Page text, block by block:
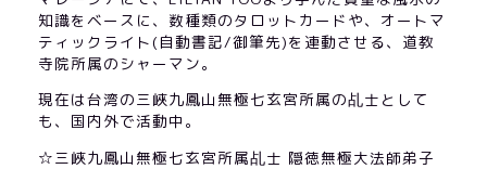
知識をベースに、数種類のタロットカードや、オートマ
ティックライト(自動書記/御筆先)を連動させる、道教
寺院所属のシャーマン。
現在は台湾の三峽九鳳山無極七玄宮所属の乩士として
も、国内外で活動中。
☆三峽九鳳山無極七玄宮所属乩士 隠徳無極大法師弟子